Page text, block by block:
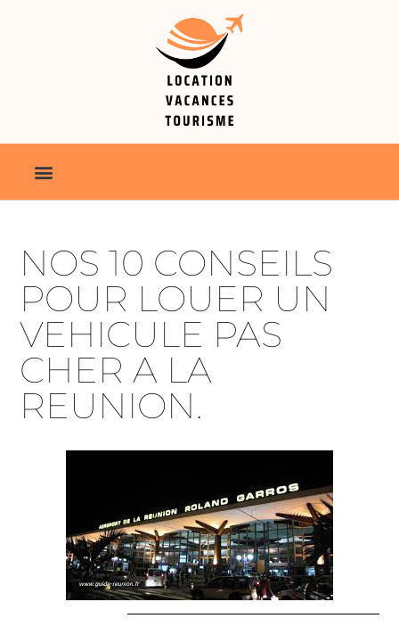
NOS 10 CONSEILS
POUR LOUER UN
VEHICULE PAS
CHER A LA
REUNION.